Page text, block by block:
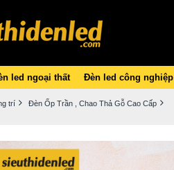
led ngoại thất Đèn led công nghiệp
trí Đèn Ốp Trần , Chao Thả Gỗ Cao Cấp